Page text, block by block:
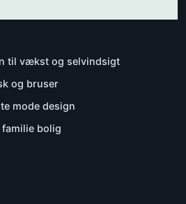
til vækst og selvindsigt
og bruser
mode design
bolig